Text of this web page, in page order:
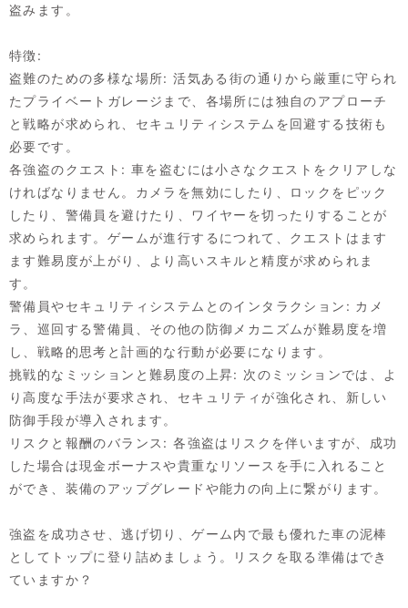
盗みます。
特徴:
盗難のための多様な場所: 活気ある街の通りから厳重に守られ
たプライベートガレージまで、各場所には独自のアプローチ
と戦略が求められ、セキュリティシステムを回避する技術も
必要です。
各強盗のクエスト: 車を盗むには小さなクエストをクリアしな
ければなりません。カメラを無効にしたり、ロックをピック
したり、警備員を避けたり、ワイヤーを切ったりすることが
求められます。ゲームが進行するにつれて、クエストはます
ます難易度が上がり、より高いスキルと精度が求められま
す。
警備員やセキュリティシステムとのインタラクション: カメ
ラ、巡回する警備員、その他の防御メカニズムが難易度を増
し、戦略的思考と計画的な行動が必要になります。
挑戦的なミッションと難易度の上昇: 次のミッションでは、よ
り高度な手法が要求され、セキュリティが強化され、新しい
防御手段が導入されます。
リスクと報酬のバランス: 各強盗はリスクを伴いますが、成功
した場合は現金ボーナスや貴重なリソースを手に入れること
ができ、装備のアップグレードや能力の向上に繋がります。
強盗を成功させ、逃げ切り、ゲーム内で最も優れた車の泥棒
としてトップに登り詰めましょう。リスクを取る準備はでき
ていますか？